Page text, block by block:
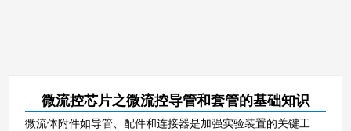
微流控芯片之微流控导管和套管的基础知识
微流体附件如导管、配件和连接器是加强实验装置的关键工